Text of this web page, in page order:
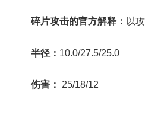
碎片攻击的官方解释： 以
半径： 10.0/27.5/25.0
伤害： 25/18/12